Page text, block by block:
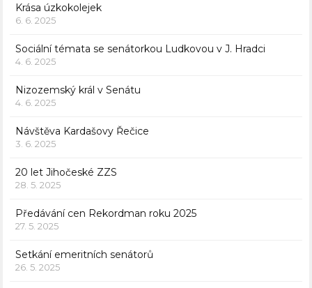
Krása úzkokolejek
6. 6. 2025
Sociální témata se senátorkou Ludkovou v J. Hradci
4. 6. 2025
Nizozemský král v Senátu
4. 6. 2025
Návštěva Kardašovy Řečice
3. 6. 2025
20 let Jihočeské ZZS
28. 5. 2025
Předávání cen Rekordman roku 2025
27. 5. 2025
Setkání emeritních senátorů
26. 5. 2025